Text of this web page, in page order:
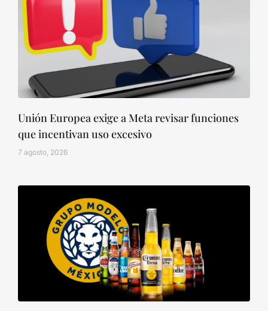
Unión Europea exige a Meta revisar funciones
que incentivan uso excesivo
7 agosto, 2026